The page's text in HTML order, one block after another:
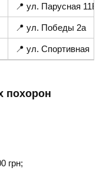
📍 ул. Парусная 11В
📍 ул. Победы 2а
📍 ул. Спортивная
похорон
грн;